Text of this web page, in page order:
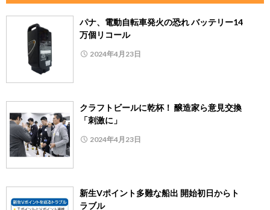
パナ、電動自転車発火の恐れ バッテリー14
万個リコール
2024年4月23日
クラフトビールに乾杯！ 醸造家ら意見交換
「刺激に」
2024年4月23日
新生Vポイント多難な船出 開始初日からト
ラブル